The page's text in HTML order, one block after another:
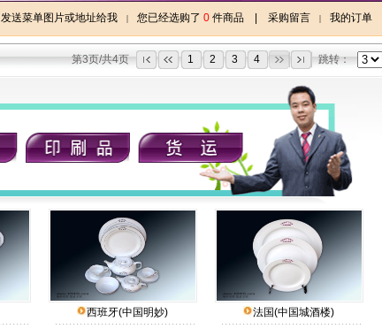
发送菜单图片或地址给我 | 您已经选购了 0 件商品 采购留言 | 我的订单
第3页/共4页 1 2 3 4 跳转：
西班牙(中国明妙) 法国(中国城酒楼)